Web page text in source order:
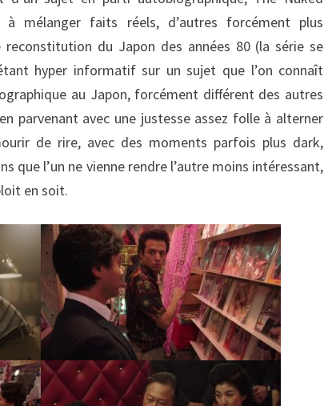
mélanger faits réels, d’autres forcément plus
du Japon des années 80 (la série se
hyper informatif sur un sujet que l’on connaît
au Japon, forcément différent des autres
parvenant avec une justesse assez folle à alterner
de rire, avec des moments parfois plus dark,
que l’un ne vienne rendre l’autre moins intéressant,
en soit.